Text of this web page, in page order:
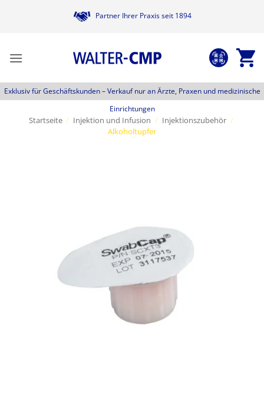
Partner Ihrer Praxis seit 1894
Exklusiv für Geschäftskunden –Verkauf nur an Ärzte, Praxen und medizinische
Einrichtungen
Startseite / Injektion und Infusion / Injektionszubehör /
Alkoholtupfer